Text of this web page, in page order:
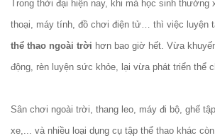
Trong thời đại hiện nay, khi mà học sinh thường
thoại, máy tính, đồ chơi điện tử… thì việc luyện
thể thao ngoài trời hơn bao giờ hết. Vừa
động, rèn luyện sức khỏe, lại vừa phát triển thể
Sân chơi ngoài trời, thang leo, máy đi bộ, ghế
xe,... và nhiều loại dụng cụ tập thể thao khác